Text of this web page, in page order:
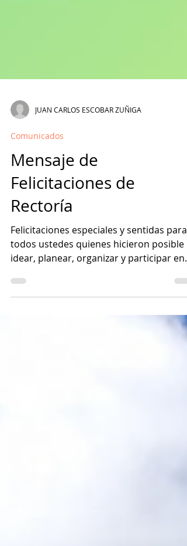
JUAN CARLOS ESCOBAR ZUÑIGA
Comunicados
Mensaje de
Felicitaciones de
Rectoría
Felicitaciones especiales y sentidas para
idear, planear, organizar y participar en
tan importante...